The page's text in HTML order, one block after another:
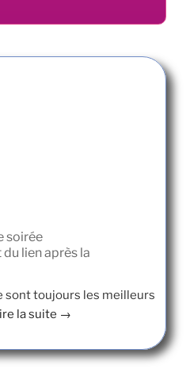
soirée
lien après la
sont toujours les meilleurs
la suite →